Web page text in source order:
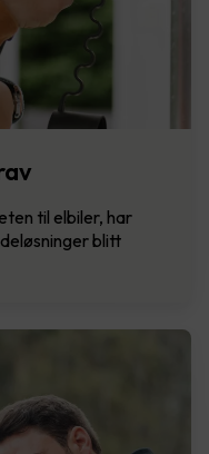
til elbiler, har
blitt